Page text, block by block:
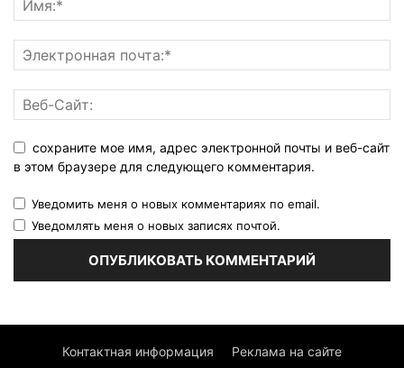
сохраните мое имя, адрес электронной почты и веб-сайт
в этом браузере для следующего комментария.
Уведомить меня о новых комментариях по email.
Уведомлять меня о новых записях почтой.
Контактная информация Реклама на сайте